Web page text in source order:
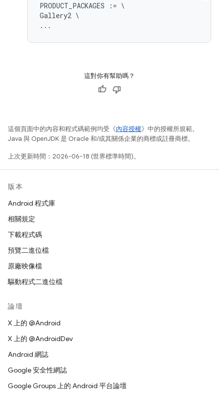
PRODUCT_PACKAGES := \
Gallery2 \
這對你有幫助嗎？
這個頁面中的內容和程式碼範例均受《內容授權》中的授權所規範。
Java 與 OpenJDK 是 Oracle 和/或其關係企業的商標或註冊商標。
上次更新時間：2026-06-18 (世界標準時間)。
版本
Android 程式庫
相關規定
下載程式碼
預覽二進位檔
原廠映像檔
驅動程式二進位檔
論壇
X 上的 @Android
X 上的 @AndroidDev
Android 網誌
Google 安全性網誌
Google Groups 上的 Android 平台論壇